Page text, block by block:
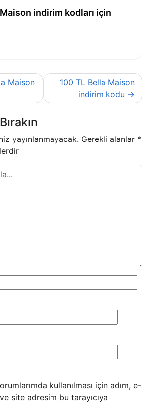
indirim kodları için
Maison
100 TL Bella Maison
indirim kodu
yayınlanmayacak. Gerekli alanlar *
kullanılması için adım, e-
site adresim bu tarayıcıya